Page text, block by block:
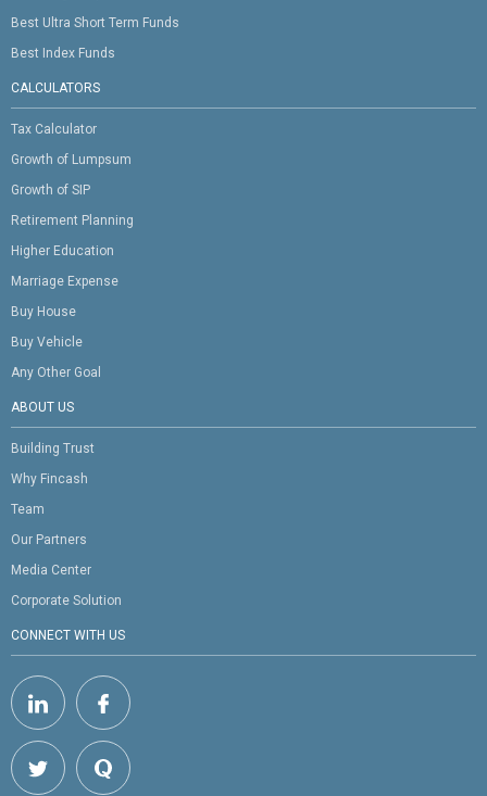
Best Ultra Short Term Funds
Best Index Funds
CALCULATORS
Tax Calculator
Growth of Lumpsum
Growth of SIP
Retirement Planning
Higher Education
Marriage Expense
Buy House
Buy Vehicle
Any Other Goal
ABOUT US
Building Trust
Why Fincash
Team
Our Partners
Media Center
Corporate Solution
CONNECT WITH US